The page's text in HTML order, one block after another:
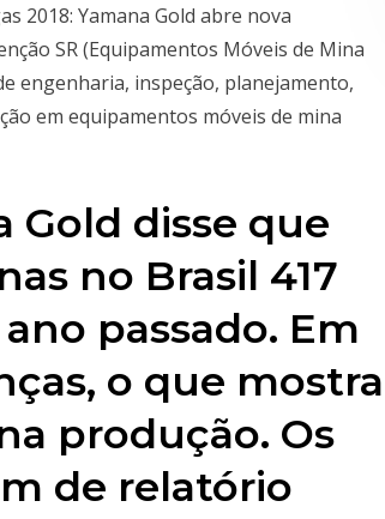
2018: Yamana Gold abre nova
SR (Equipamentos Móveis de Mina
engenharia, inspeção, planejamento,
em equipamentos móveis de mina
Gold disse que
no Brasil 417
passado. Em
o que mostra
produção. Os
de relatório